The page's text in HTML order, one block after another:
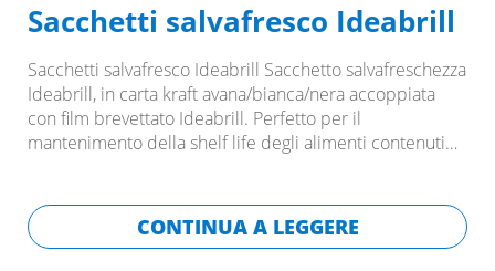
Sacchetti salvafresco Ideabrill
Sacchetti salvafresco Ideabrill Sacchetto salvafreschezza
Ideabrill, in carta kraft avana/bianca/nera accoppiata
con film brevettato Ideabrill. Perfetto per il
mantenimento della shelf life degli alimenti contenuti…
CONTINUA A LEGGERE